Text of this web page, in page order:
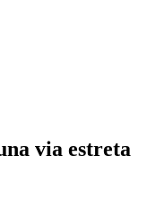
via estreta